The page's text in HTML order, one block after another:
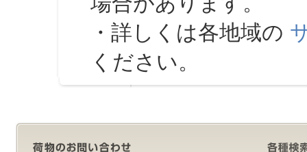
・詳しくは各地域の
ください。